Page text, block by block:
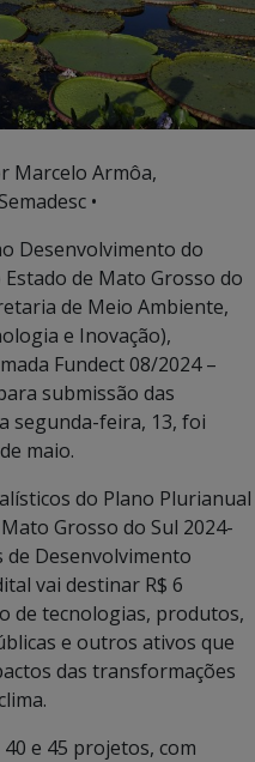
Marcelo Armôa,
•
Desenvolvimento do
de Mato Grosso do
de Meio Ambiente,
e Inovação),
Fundect 08/2024 –
submissão das
segunda-feira, 13, foi
maio.
do Plano Plurianual
Grosso do Sul 2024-
de Desenvolvimento
vai destinar R$ 6
de tecnologias, produtos,
e outros ativos que
das transformações
e 45 projetos, com